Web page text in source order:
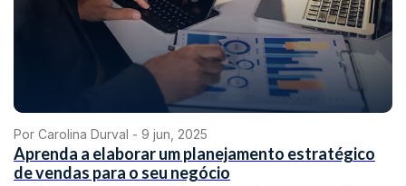
Por Carolina Durval - 9 jun, 2025
Aprenda a elaborar um planejamento estratégico
de vendas para o seu negócio